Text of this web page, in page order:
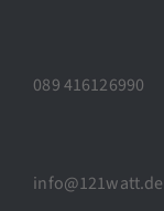
089 416126990
info@121watt.de